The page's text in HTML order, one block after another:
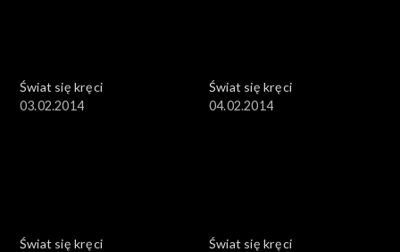
Świat się kręci
03.02.2014
Świat się kręci
04.02.2014
Świat się kręci
Świat się kręci